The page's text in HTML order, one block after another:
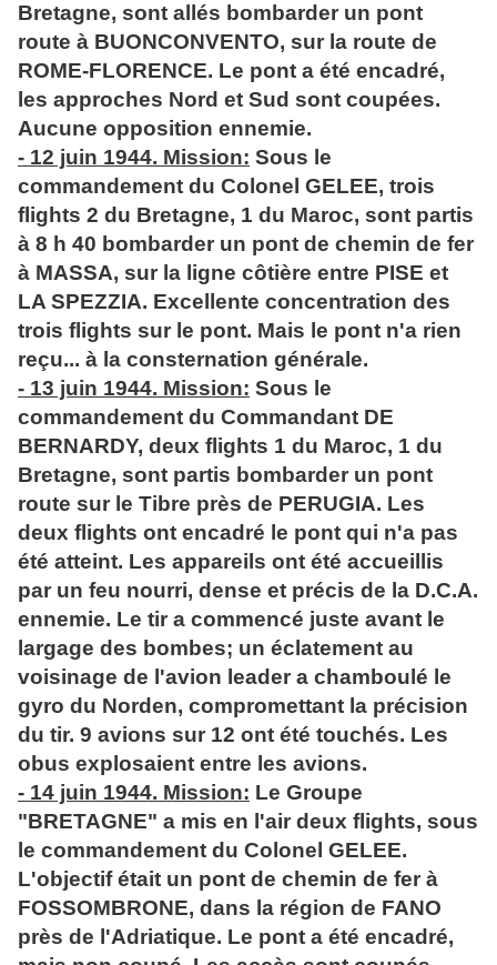
Bretagne, sont allés bombarder un pont
route à BUONCONVENTO, sur la route de
ROME-FLORENCE. Le pont a été encadré,
les approches Nord et Sud sont coupées.
Aucune opposition ennemie.
- 12 juin 1944. Mission: Sous le
commandement du Colonel GELEE, trois
flights 2 du Bretagne, 1 du Maroc, sont partis
à 8 h 40 bombarder un pont de chemin de fer
à MASSA, sur la ligne côtière entre PISE et
LA SPEZZIA. Excellente concentration des
trois flights sur le pont. Mais le pont n'a rien
reçu... à la consternation générale.
- 13 juin 1944. Mission: Sous le
commandement du Commandant DE
BERNARDY, deux flights 1 du Maroc, 1 du
Bretagne, sont partis bombarder un pont
route sur le Tibre près de PERUGIA. Les
deux flights ont encadré le pont qui n'a pas
été atteint. Les appareils ont été accueillis
par un feu nourri, dense et précis de la D.C.A.
ennemie. Le tir a commencé juste avant le
largage des bombes; un éclatement au
voisinage de l'avion leader a chamboulé le
gyro du Norden, compromettant la précision
du tir. 9 avions sur 12 ont été touchés. Les
obus explosaient entre les avions.
- 14 juin 1944. Mission: Le Groupe
"BRETAGNE" a mis en l'air deux flights, sous
le commandement du Colonel GELEE.
L'objectif était un pont de chemin de fer à
FOSSOMBRONE, dans la région de FANO
près de l'Adriatique. Le pont a été encadré,